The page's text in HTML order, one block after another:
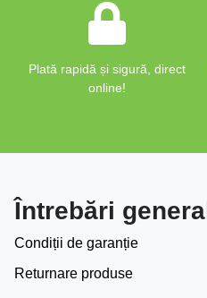
Plată rapidă și sigură, direct
online!
Întrebări
Condiții de garanție
Returnare produse